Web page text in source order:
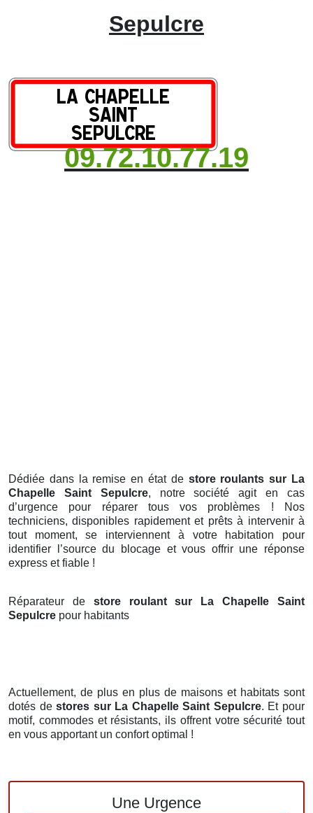
Sepulcre
09.72.10.77.19
Dédiée dans la remise en état de store roulants sur La
Chapelle Saint Sepulcre, notre société agit en cas
d’urgence pour réparer tous vos problèmes ! Nos
techniciens, disponibles rapidement et prêts à intervenir à
tout moment, se interviennent à votre habitation pour
identifier l’source du blocage et vous offrir une réponse
express et fiable !
Réparateur de store roulant sur La Chapelle Saint
Sepulcre pour habitants
Actuellement, de plus en plus de maisons et habitats sont
dotés destores sur La Chapelle Saint Sepulcre. Et pour
motif, commodes et résistants, ils offrent votre sécurité tout
en vous apportant un confort optimal !
Une Urgence